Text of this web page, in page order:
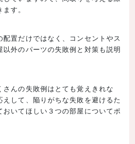
す。
置だけではなく、コンセントやス
以外のパーツの失敗例と対策も説明
さんの失敗例はとても覚えきれな
えして、陥りがちな失敗を避けるた
いてほしい３つの部屋についてポ